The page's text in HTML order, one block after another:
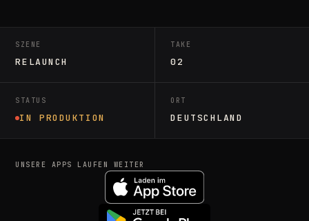
SZENE
RELAUNCH
TAKE
02
STATUS
IN PRODUKTION
ORT
DEUTSCHLAND
UNSERE APPS LAUFEN WEITER